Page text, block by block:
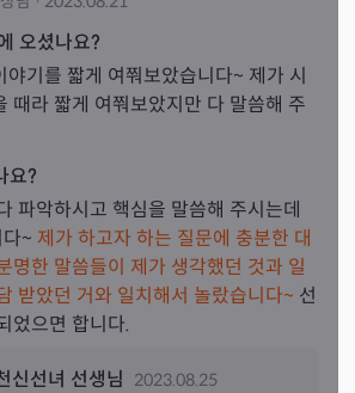
오셨나요?
기를 짧게 여쭤보았습니다~ 제가 시
때라 짧게 여쭤보았지만 다 말씀해 주
요?
파악하시고 핵심을 말씀해 주시는데
~ 제가 하고자 하는 질문에 충분한 대
명한 말씀들이 제가 생각했던 것과 일
받았던 거와 일치해서 놀랐습니다~ 선
었으면 합니다.
신선녀 선생님 2023.08.25